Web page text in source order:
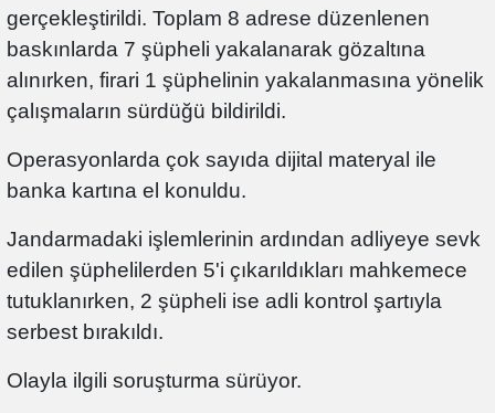
gerçekleştirildi. Toplam 8 adrese düzenlenen
baskınlarda 7 şüpheli yakalanarak gözaltına
alınırken, firari 1 şüphelinin yakalanmasına yönelik
çalışmaların sürdüğü bildirildi.
Operasyonlarda çok sayıda dijital materyal ile
banka kartına el konuldu.
Jandarmadaki işlemlerinin ardından adliyeye sevk
edilen şüphelilerden 5'i çıkarıldıkları mahkemece
tutuklanırken, 2 şüpheli ise adli kontrol şartıyla
serbest bırakıldı.
Olayla ilgili soruşturma sürüyor.